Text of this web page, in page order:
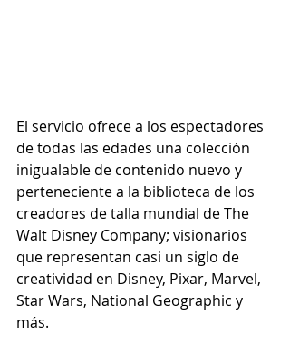
El servicio ofrece a los espectadores
de todas las edades una colección
inigualable de contenido nuevo y
perteneciente a la biblioteca de los
creadores de talla mundial de The
Walt Disney Company; visionarios
que representan casi un siglo de
creatividad en Disney, Pixar, Marvel,
Star Wars, National Geographic y
más.